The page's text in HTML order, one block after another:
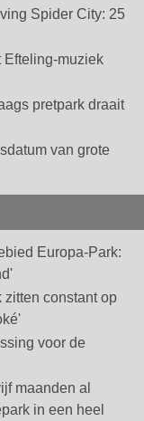
Spider City: 25
Efteling-muziek
pretpark draait
van grote
Europa-Park:
zitten constant op
voor de
maanden al
in een heel